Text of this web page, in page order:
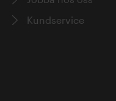
Kundservice